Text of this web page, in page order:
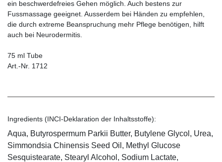
ein beschwerdefreies Gehen möglich. Auch bestens zur
Fussmassage geeignet. Ausserdem bei Händen zu empfehlen,
die durch extreme Beanspruchung mehr Pflege benötigen, hilft
auch bei Neurodermitis.
75 ml Tube
Art.-Nr. 1712
Ingredients (INCI-Deklaration der Inhaltsstoffe):
Aqua, Butyrospermum Parkii Butter, Butylene Glycol, Urea,
Simmondsia Chinensis Seed Oil, Methyl Glucose
Sesquistearate, Stearyl Alcohol, Sodium Lactate,